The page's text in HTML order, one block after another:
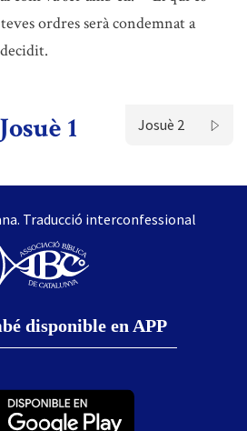
ordres serà condemnat a
Josuè 1 Josuè 2
Traducció interconfessional
disponible en APP